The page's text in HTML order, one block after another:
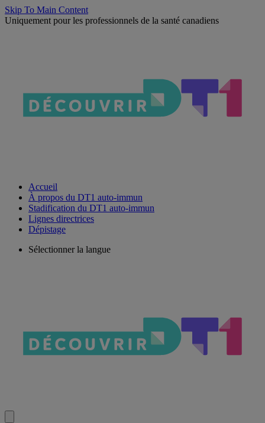
Skip To Main Content
Uniquement pour les professionnels de la santé canadiens
Accueil
À propos du DT1 auto-immun
Stadification du DT1 auto-immun
Lignes directrices
Dépistage
Sélectionner la langue